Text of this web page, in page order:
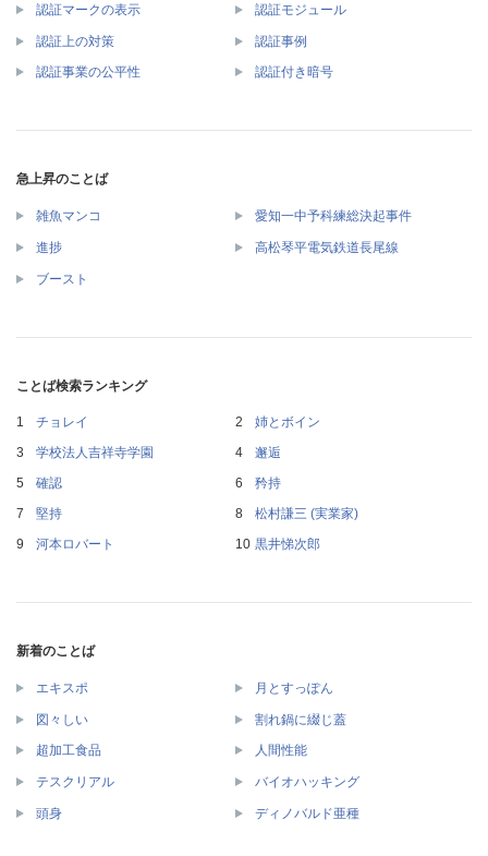
認証マークの表示 認証モジュール
認証上の対策 認証事例
認証事業の公平性 認証付き暗号
急上昇のことば
雑魚マンコ 愛知一中予科練総決起事件
進捗 高松琴平電気鉄道長尾線
ブースト
ことば検索ランキング
チョレイ
姉とボイン
学校法人吉祥寺学園
邂逅
確認
矜持
堅持
松村謙三 (実業家)
河本ロバート
黒井悌次郎
新着のことば
エキスポ 月とすっぽん
図々しい 割れ鍋に綴じ蓋
超加工食品 人間性能
テスクリアル バイオハッキング
頭身 ディノバルド亜種